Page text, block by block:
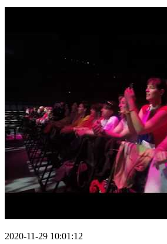
2020-11-29 10:01:12